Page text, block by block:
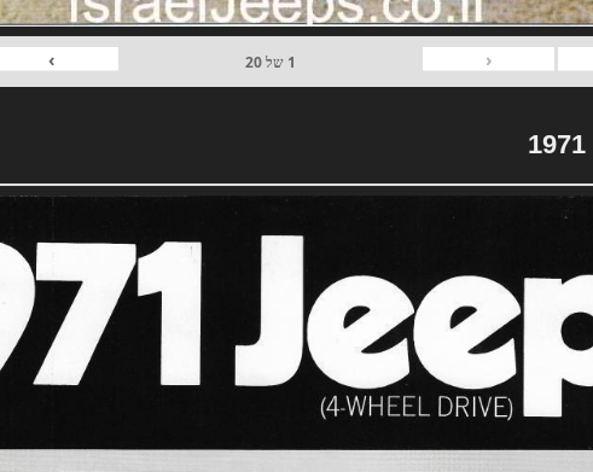
‹
1 של20
›